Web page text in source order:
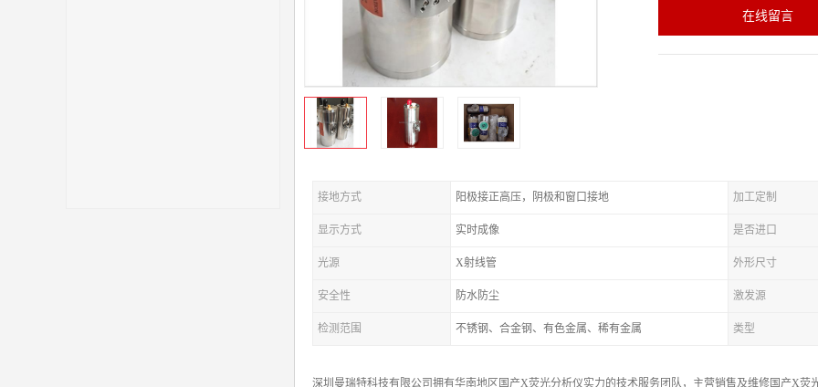
在线留言
接地方式 阳极接正高压，阴极和窗口接地 加工定制
显示方式 实时成像 是否进口
光源 X射线管 外形尺寸
安全性 防水防尘 激发源
检测范围 不锈钢、合金钢、有色金属、稀有金属 类型
深圳曼瑞特科技有限公司拥有华南地区国产X荧光分析仪实力的技术服务团队，主营销售及维修国产X